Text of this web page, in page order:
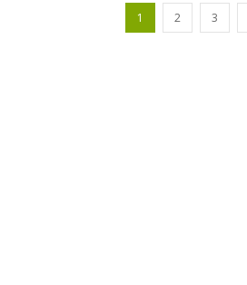
1 2 3